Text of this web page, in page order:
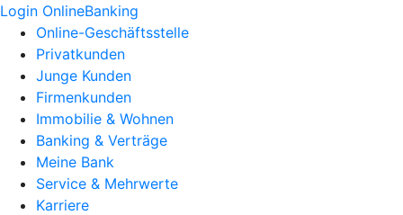
Login OnlineBanking
Online-Geschäftsstelle
Privatkunden
Junge Kunden
Firmenkunden
Immobilie & Wohnen
Banking & Verträge
Meine Bank
Service & Mehrwerte
Karriere